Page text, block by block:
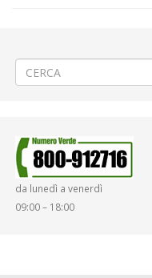
da lunedì a venerdì
09:00 – 18:00